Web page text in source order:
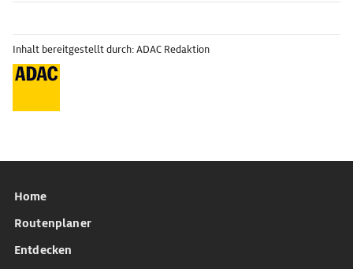
Inhalt bereitgestellt durch: ADAC Redaktion
Home
Routenplaner
Entdecken